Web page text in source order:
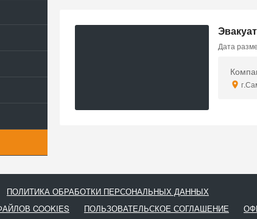
Дата
ПОЛИТИКА ОБРАБОТКИ ПЕРСОНАЛЬНЫХ ДАННЫХ
COOKIES
ПОЛЬЗОВАТЕЛЬСКОЕ СОГЛАШЕНИЕ